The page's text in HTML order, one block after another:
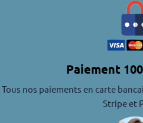
Paiement
Tous nos paiements en carte
Stripe et